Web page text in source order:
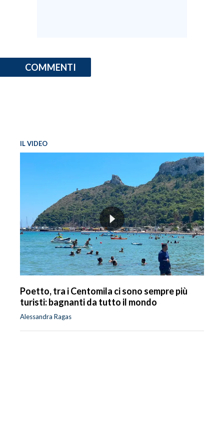
COMMENTI
IL VIDEO
Poetto, tra i Centomila ci sono sempre più
turisti: bagnanti da tutto il mondo
Alessandra Ragas